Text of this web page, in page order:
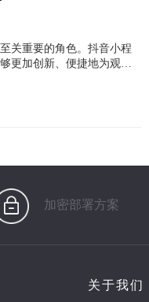
关重要的角色。抖音小程
更加创新、便捷地为观众
加密部署方案
关于我们